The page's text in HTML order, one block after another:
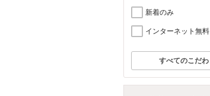
新着のみ
インターネット無料
すべてのこだ